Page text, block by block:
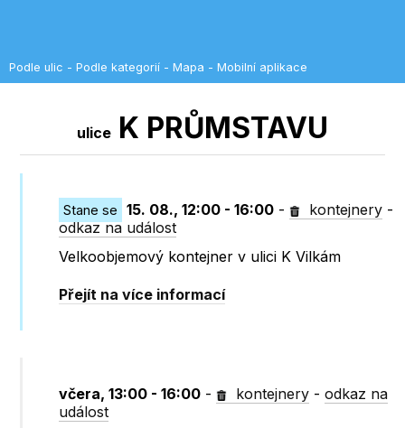
Podle ulic - Podle kategorií - Mapa - Mobilní aplikace
ulice K PRŮMSTAVU
Stane se 15. 08., 12:00 - 16:00 - kontejnery -
odkaz na událost
Velkoobjemový kontejner v ulici K Vilkám
Přejít na více informací
včera, 13:00 - 16:00 - kontejnery -odkaz na
událost